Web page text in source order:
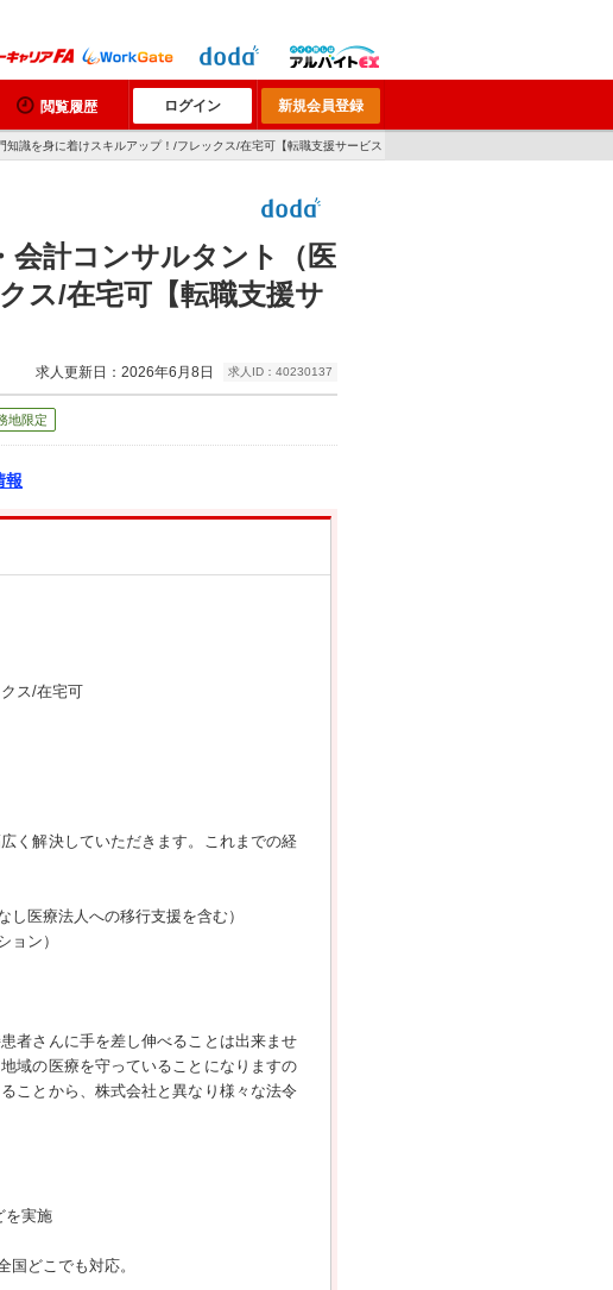
閲覧履歴 ログイン 新規会員登録
識を身に着けスキルアップ！/フレックス/在宅可【転職支援サービス
会計コンサルタント（医
ス/在宅可【転職支援サ
求人更新日：2026年6月8日 求人ID：40230137
地限定
報
ス/在宅可
く解決していただきます。これまでの経
医療法人への移行支援を含む）
ョン）
者さんに手を差し伸べることは出来ませ
域の医療を守っていることになりますの
ことから、株式会社と異なり様々な法令
を実施
どこでも対応。